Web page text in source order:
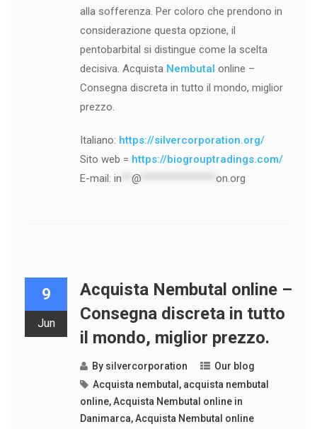
alla sofferenza. Per coloro che prendono in
considerazione questa opzione, il
pentobarbital si distingue come la scelta
decisiva. Acquista Nembutal online –
Consegna discreta in tutto il mondo, miglior
prezzo.
Italiano: https://silvercorporation.org/
Sito web = https://biogrouptradings.com/
E-mail: in @ on.org
9
Jun
Acquista Nembutal online –
Consegna discreta in tutto
il mondo, miglior prezzo.
By silvercorporation
Our blog
Acquista nembutal , acquista nembutal
online,Acquista Nembutal online in
Danimarca,Acquista Nembutal online